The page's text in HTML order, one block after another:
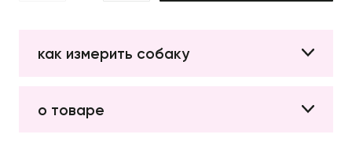
как измерить собаку
о товаре